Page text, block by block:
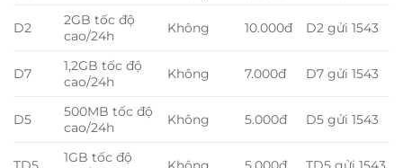
D2
2GB tốc độ
cao/24h
Không 10.000đ D2 gửi 1543
D7
1,2GB tốc độ
cao/24h
Không 7.000đ D7 gửi 1543
D5
500MB tốc độ
cao/24h
Không 5.000đ D5 gửi 1543
1GB tốc độ